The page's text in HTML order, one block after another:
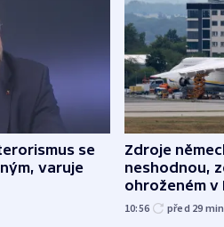
se
varuje
Zdroje
neshodnou,
ohroženém v
munice
10:56 před 29